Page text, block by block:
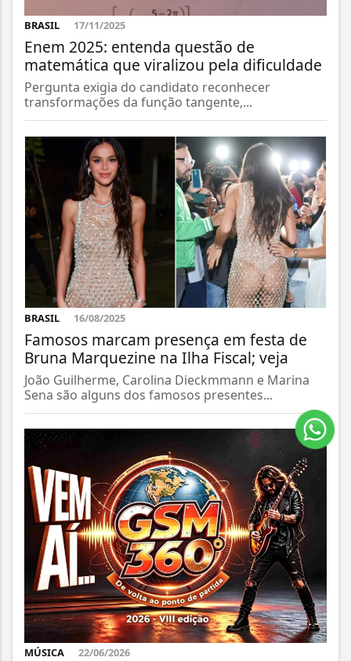
BRASIL 17/11/2025
Enem 2025: entenda questão de
matemática que viralizou pela dificuldade
Pergunta exigia do candidato reconhecer
transformações da função tangente,...
BRASIL 16/08/2025
Famosos marcam presença em festa de
Bruna Marquezine na Ilha Fiscal; veja
João Guilherme, Carolina Dieckmmann e Marina
Sena são alguns dos famosos presentes...
MÚSICA 22/06/2026